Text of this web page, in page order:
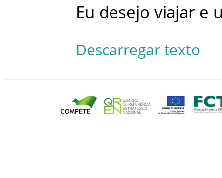
Eu desejo viajar e
Descarregar texto